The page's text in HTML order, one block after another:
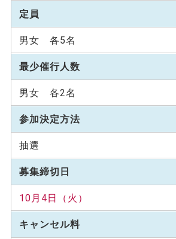
定員
男女 各5名
最少催行人数
男女 各2名
参加決定方法
抽選
募集締切日
10月4日（火）
キャンセル料